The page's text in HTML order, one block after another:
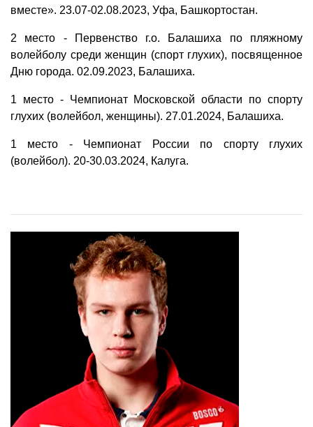
вместе». 23.07-02.08.2023, Уфа, Башкортостан.
2 место - Первенство г.о. Балашиха по пляжному
волейболу среди женщин (спорт глухих), посвященное
Дню города. 02.09.2023, Балашиха.
1 место - Чемпионат Московской области по спорту
глухих (волейбол, женщины). 27.01.2024, Балашиха.
1 место - Чемпионат России по спорту глухих
(волейбол). 20-30.03.2024, Калуга.